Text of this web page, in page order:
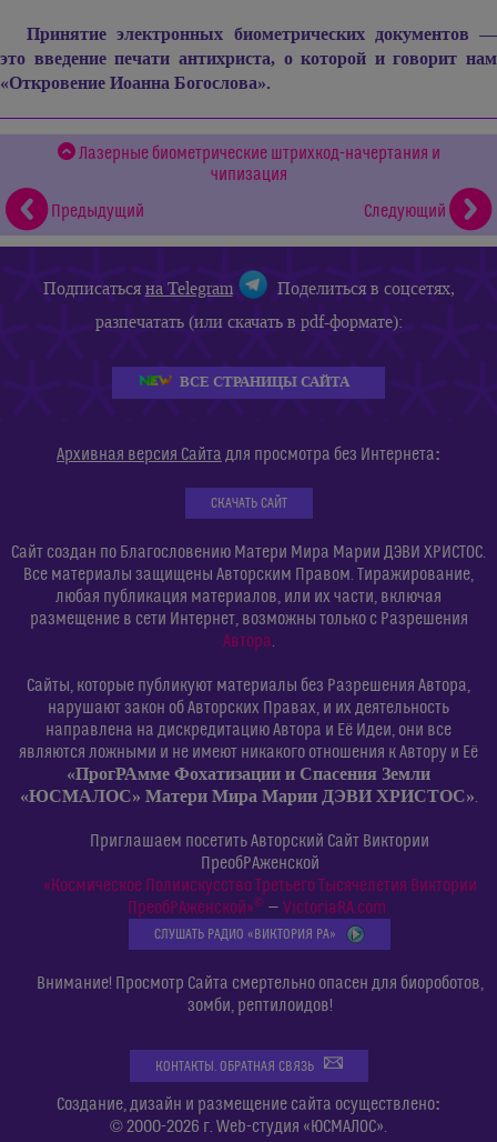
Принятие электронных биометрических документов —
это введение печати антихриста, о которой и говорит нам
«Откровение Иоанна Богослова».
Лазерные биометрические штрихкод-начертания и
чипизация
Предыдущий
Следующий
Подписатьсяна Telegram
Поделиться в соцсетях,
разпечатать (или скачать в pdf-формате):
ВСЕ СТРАНИЦЫ САЙТА
Архивная версия Сайта для просмотра без Интернета:
СКАЧАТЬ САЙТ
Сайт создан по Благословению Матери Мира Марии ДЭВИ ХРИСТОС.
Все материалы защищены Авторским Правом. Тиражирование,
любая публикация материалов, или их части, включая
размещение в сети Интернет, возможны только с Разрешения
Автора.
Сайты, которые публикуют материалы без Разрешения Автора,
нарушают закон об Авторских Правах, и их деятельность
направлена на дискредитацию Автора и Её Идеи, они все
являются ложными и не имеют никакого отношения к Автору и Её
«ПрогРАмме Фохатизации и Спасения Земли
«ЮСМАЛОС» Матери Мира Марии ДЭВИ ХРИСТОС».
Приглашаем посетить Авторский Сайт Виктории
ПреобРАженской
«Космическое Полиискусство Третьего Тысячелетия Виктории
ПреобРАженской»©— VictoriaRA.com
СЛУШАТЬ РАДИО «ВИКТОРИЯ РА»
Внимание! Просмотр Сайта смертельно опасен для биороботов,
зомби, рептилоидов!
КОНТАКТЫ. ОБРАТНАЯ СВЯЗЬ
Создание, дизайн и размещение сайта осуществлено:
© 2000-2026 г. Web-студия «ЮСМАЛОС».